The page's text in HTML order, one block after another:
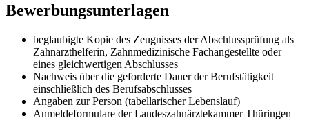
Bewerbungsunterlagen
beglaubigte Kopie des Zeugnisses der Abschlussprüfung als
Zahnarzthelferin, Zahnmedizinische Fachangestellte oder
eines gleichwertigen Abschlusses
Nachweis über die geforderte Dauer der Berufstätigkeit
einschließlich des Berufsabschlusses
Angaben zur Person (tabellarischer Lebenslauf)
Anmeldeformulare der Landeszahnärztekammer Thüringen